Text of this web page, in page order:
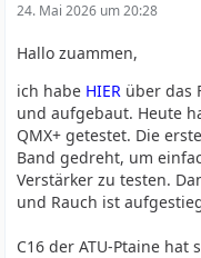
24. Mai 2026 um 20:28
Hallo zuammen,
ich habe HIER über das
und aufgebaut. Heute
QMX+ getestet. Die
Band gedreht, um
Verstärker zu testen.
und Rauch ist
C16 der ATU-Ptaine